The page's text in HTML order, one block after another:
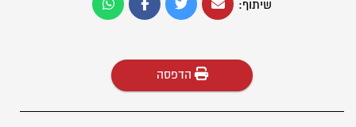
שיתוף:
הדפסה